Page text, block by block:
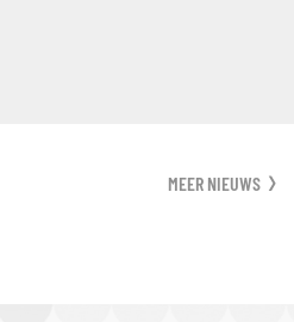
MEER NIEUWS